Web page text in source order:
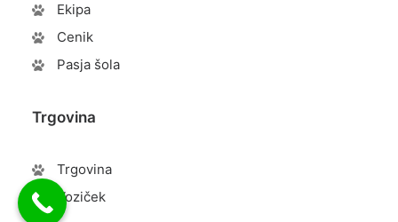
Ekipa
Cenik
Pasja šola
Trgovina
Trgovina
Voziček